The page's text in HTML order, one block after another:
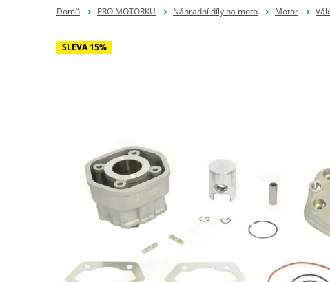
Domů PRO MOTORKU Náhradní díly na moto Motor
SLEVA 15%